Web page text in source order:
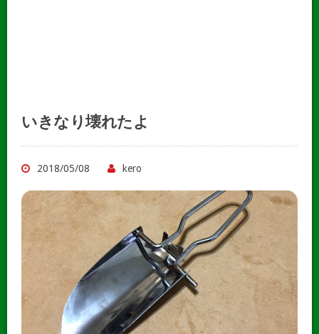
いきなり壊れたよ
2018/05/08 kero